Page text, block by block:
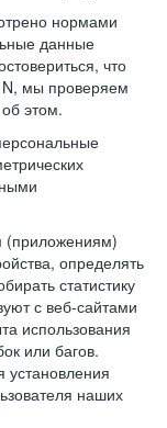
нормами
данные
что
N, мы проверяем
этом.
(приложениям)
определять
статистику
с веб-сайтами
использования
или багов.
наших